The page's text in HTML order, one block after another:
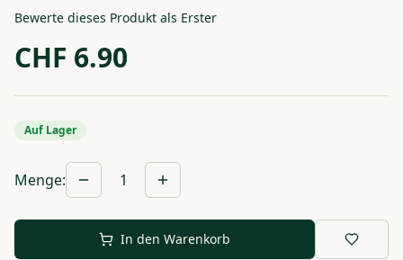
Bewerte dieses Produkt als Erster
CHF 6.90
Auf Lager
Menge: 1
In den Warenkorb